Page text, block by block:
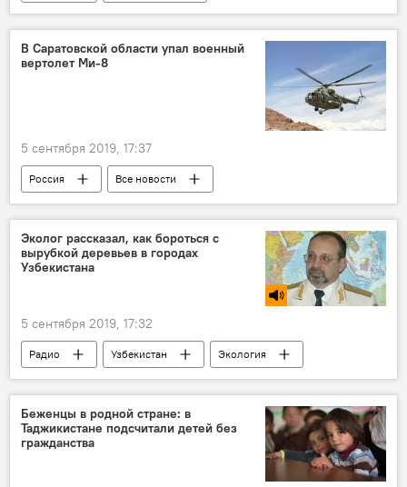
Ахмад Шах Масуд
США талибы
В Саратовской области упал военный
вертолет Ми-8
5 сентября 2019, 17:37
Россия
Все новости
вертолет Ми-8
Эколог рассказал, как бороться с
вырубкой деревьев в городах
Узбекистана
5 сентября 2019, 17:32
Радио Узбекистан Экология
Беженцы в родной стране: в
Таджикистане подсчитали детей без
гражданства